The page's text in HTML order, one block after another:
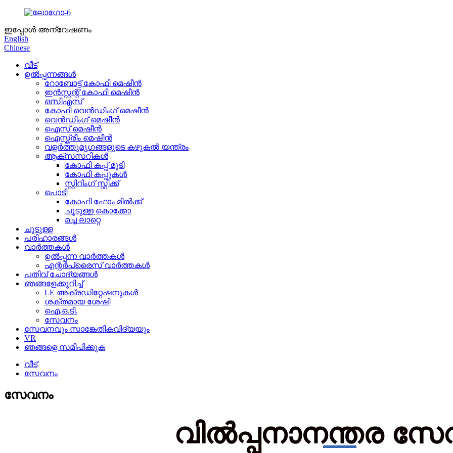
ഇപ്പോൾ അന്വേഷണം
English
Chinese
വീട്
ഉൽപ്പന്നങ്ങൾ
റോബോട്ട് കോഫി മെഷീൻ
ഇൻസ്റ്റന്റ് കോഫി മെഷീൻ
ഒസിഎസ്
കോഫി വെൻഡിംഗ് മെഷീൻ
വെൻഡിംഗ് മെഷീൻ
ഐസ് മെഷീൻ
ഐസ്ക്രീം മെഷീൻ
വളർത്തുമൃഗങ്ങളുടെ കഴുകൽ യന്ത്രം
ആക്‌സസറികൾ
കോഫി കപ്പ് മൂടി
കോഫി കപ്പുകൾ
സ്റ്റിറിംഗ് സ്റ്റിക്ക്
പൊടി
കോഫി ഫോം മിൽക്ക്
ചൂടുള്ള കൊക്കോ
മച്ച ലാറ്റെ
ചൂടുള്ള
പരിഹാരങ്ങൾ
വാർത്തകൾ
ഉൽപ്പന്ന വാർത്തകൾ
എന്റർപ്രൈസ് വാർത്തകൾ
പതിവ് ചോദ്യങ്ങൾ
ഞങ്ങളേക്കുറിച്ച്
LE അക്രഡിറ്റേഷനുകൾ
ശക്തമായ ശേഷി
ഐ.ഒ.ടി.
സേവനം
സേവനവും സാങ്കേതികവിദ്യയും
VR
ഞങ്ങളെ സമീപിക്കുക
വീട്
സേവനം
സേവനം
വിൽപ്പനാനന്തര